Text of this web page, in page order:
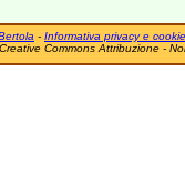
- Informativa privacy e cookie
Commons Attribuzione -